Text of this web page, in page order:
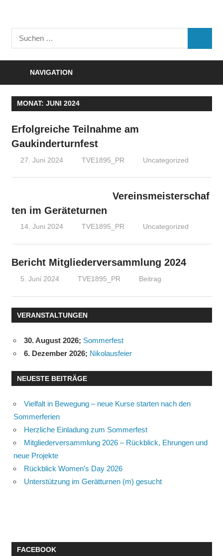
Turnverein
"Frisch
Eisenbach
Suchen
nach:
NAVIGATION
MONAT: JUNI 2024
Erfolgreiche Teilnahme am
Gaukinderturnfest
27. Juni 2024 TVE1895_PR Uncategorized
Vereinsmeisterschaf
ten im Geräteturnen
14. Juni 2024 TVE1895_PR Uncategorized
Bericht Mitgliederversammlung 2024
5. Juni 2024 TVE1895_PR Beitrag
VERANSTALTUNGEN
30. August 2026; Sommerfest
6. Dezember 2026; Nikolausfeier
NEUESTE BEITRÄGE
Vielfalt in Bewegung – neue Kurse starten nach den
Sommerferien
Herzliche Einladung zum Sommerfest
Mitgliederversammlung 2026 – Rückblick, Ehrungen und
neue Projekte
Rückblick Women’s Day 2026
Unterstützung im Gerätturnen (m) gesucht
FACEBOOK